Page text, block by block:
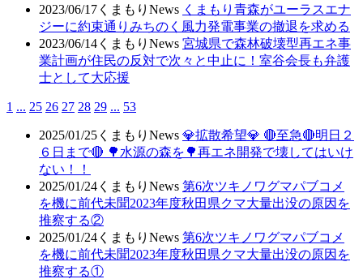
2023/06/17 くまもりNews くまもり青森がユーラスエナ
ジーに約束通りみちのく風力発電事業の撤退を求める
2023/06/14 くまもりNews 宮城県で森林破壊型再エネ事
業計画が住民の反対で次々と中止に！室谷会長も弁護
士として大応援
1 ... 25 26 27 28 29 ... 53
2025/01/25 くまもりNews 💎拡散希望💎 🔴至急🔴明日２
６日まで🔴 🌳水源の森を🌳再エネ開発で壊してはいけ
ない！！
2025/01/24 くまもりNews 第6次ツキノワグマパブコメ
を機に前代未聞2023年度秋田県クマ大量出没の原因を
推察する②
2025/01/24 くまもりNews 第6次ツキノワグマパブコメ
を機に前代未聞2023年度秋田県クマ大量出没の原因を
推察する①